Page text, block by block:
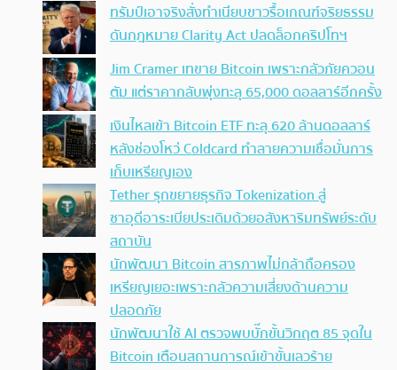
ทรัมป์เอาจริง สั่งทำเนียบขาวรื้อเกณฑ์จริยธรรม
ดันกฎหมาย Clarity Act ปลดล็อกคริปโทฯ
Jim Cramer เทขาย Bitcoin เพราะกลัวภัยควอน
ตัม แต่ราคากลับพุ่งทะลุ 65,000 ดอลลาร์อีกครั้ง
เงินไหลเข้า Bitcoin ETF ทะลุ 620 ล้านดอลลาร์
หลังช่องโหว่ Coldcard ทำลายความเชื่อมั่นการ
เก็บเหรียญเอง
Tether รุกขยายธุรกิจ Tokenization สู่
ซาอุดีอาระเบียประเดิมด้วยอสังหาริมทรัพย์ระดับ
สถาบัน
นักพัฒนา Bitcoin สารภาพไม่กล้าถือครอง
เหรียญเยอะเพราะกลัวความเสี่ยงด้านความ
ปลอดภัย
นักพัฒนาใช้ AI ตรวจพบบั๊กขั้นวิกฤต 85 จุดใน
Bitcoin เตือนสถานการณ์เข้าขั้นเลวร้าย